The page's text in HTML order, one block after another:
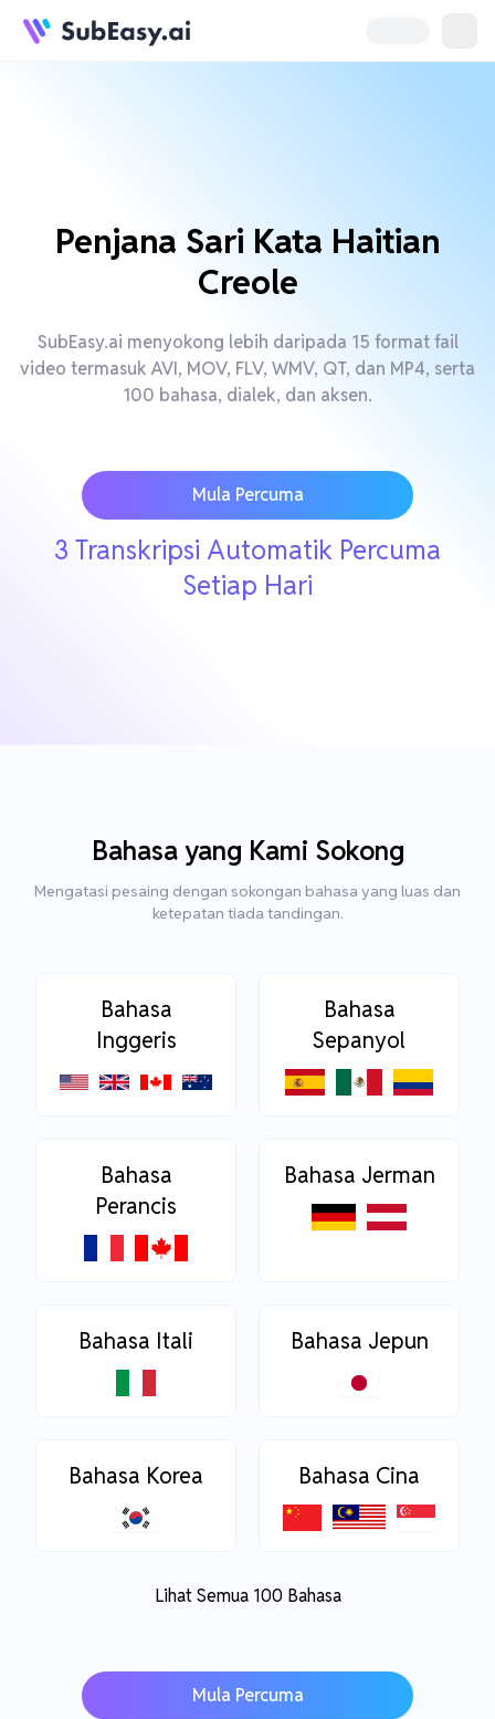
Penjana Sari Kata Haitian
Creole
SubEasy.ai menyokong lebih daripada 15 format fail
video termasuk AVI, MOV, FLV, WMV, QT, dan MP4, serta
100 bahasa, dialek, dan aksen.
Mula Percuma
3 Transkripsi Automatik Percuma
Setiap Hari
Bahasa yang Kami Sokong
Mengatasi pesaing dengan sokongan bahasa yang luas dan
ketepatan tiada tandingan.
Bahasa
Inggeris
Bahasa
Sepanyol
Bahasa
Perancis
Bahasa Jerman
Bahasa Itali Bahasa Jepun
Bahasa Korea Bahasa Cina
Lihat Semua 100 Bahasa
Mula Percuma